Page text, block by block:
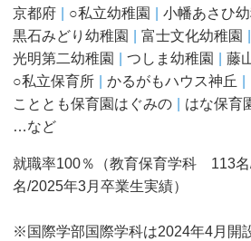
京都府
○私立幼稚園
小幡あさひ幼
黒石みどり幼稚園
富士文化幼稚園
光明第二幼稚園
つしま幼稚園
藤
○私立保育所
かるがもハウス神丘
こととも保育園はぐみの
はな保育
…など
就職率100％（教育保育学科 113
名/2025年3月卒業生実績）
※国際学部国際学科は2024年4月開